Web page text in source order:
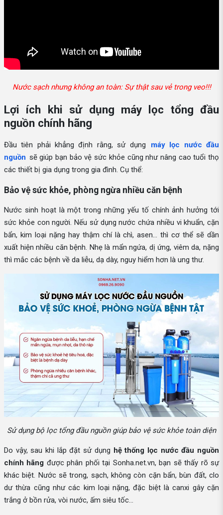
Nước sạch nhưng không an toàn: Sự thật sau vẻ trong veo!!!
Lợi ích khi sử dụng máy lọc tổng đầu
nguồn chính hãng
Đầu tiên phải khẳng định rằng, sử dụng
máy lọc nước đầu
nguồn sẽ giúp bạn bảo vệ sức khỏe cũng như nâng cao tuổi thọ
các thiết bị gia dụng trong gia đình. Cụ thể:
Bảo vệ sức khỏe, phòng ngừa nhiều căn bệnh
Nước sinh hoạt là một trong những yếu tố chính ảnh hưởng tới
sức khỏe con người. Nếu sử dụng nước chứa nhiều vi khuẩn, cặn
bẩn, kim loại nặng hay thậm chí là chì, asen… thì cơ thể sẽ dần
xuất hiện nhiều căn bệnh. Nhẹ là mẩn ngứa, dị ứng, viêm da, nặng
thì mắc các bệnh về da liễu, dạ dày, nguy hiểm hơn là ung thư.
Sử dụng bộ lọc tổng đầu nguồn giúp bảo vệ sức khỏe toàn diện
Do vậy, sau khi lắp đặt sử dụng hệ thống lọc nước đầu nguồn
chính hãng được phân phối tại Sonha.net.vn, bạn sẽ thấy rõ sự
khác biệt. Nước sẽ trong, sạch, không còn cặn bẩn, bùn đất, clo
dư thừa cũng như các kim loại nặng, đặc biệt là canxi gây cặn
trắng ở bồn rửa, vòi nước, ấm siêu tốc…